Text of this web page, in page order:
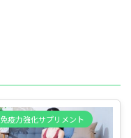
免疫力強化サプリメント